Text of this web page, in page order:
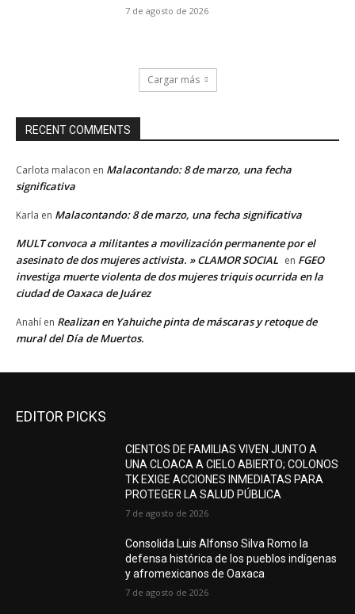
7 de agosto de 2026
Cargar más
RECENT COMMENTS
Carlota malacon en Malacontando: 8 de marzo, una fecha
significativa
Karla en Malacontando: 8 de marzo, una fecha significativa
MULT convoca a militantes a movilización permanente por el
asesinato de dos mujeres activista. » CLAMOR SOCIAL en FGEO
investiga muerte violenta de dos mujeres triquis ocurrida en la
ciudad de Oaxaca de Juárez
Anahí en Realizan en Yahuiche pinta de máscaras y retoque de
mural del Día de Muertos.
EDITOR PICKS
CIENTOS DE FAMILIAS VIVEN JUNTO A
UNA CLOACA A CIELO ABIERTO; COLONOS
TK EXIGE ACCIONES INMEDIATAS PARA
PROTEGER LA SALUD PÚBLICA
7 de agosto de 2026
Consolida Luis Alfonso Silva Romo la
defensa histórica de los pueblos indígenas
y afromexicanos de Oaxaca
7 de agosto de 2026